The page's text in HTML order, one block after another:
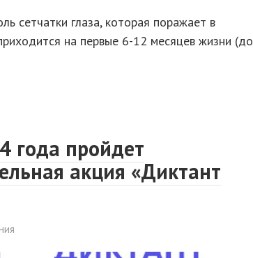
сетчатки глаза, которая поражает в
на первые 6-12 месяцев жизни (до
года пройдет
акция «Диктант